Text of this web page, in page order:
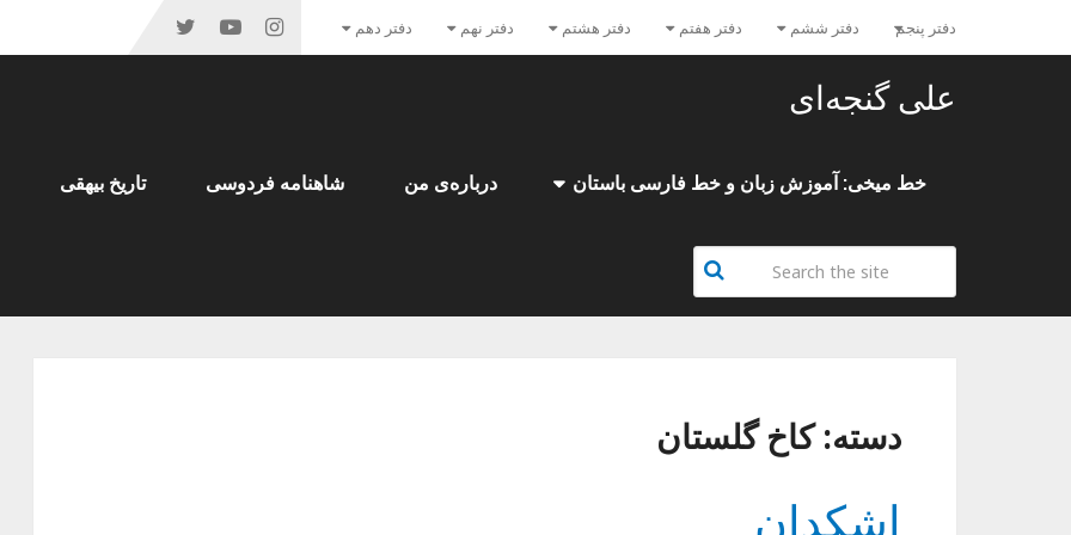
دفتر پنجم دفتر ششم دفتر هفتم دفتر هشتم دفتر نهم دفتر دهم
علی گنجه‌ای
خط میخی: آموزش زبان و خط فارسی باستان درباره‌ی من شاهنامه فردوسی تاریخ بیهقی
دسته:کاخ گلستان
اشکدان